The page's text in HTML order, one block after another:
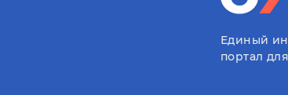
Единый
портал